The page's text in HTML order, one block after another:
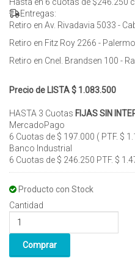
Entregas:
Retiro en Av. Rivadavia 5033 -
Retiro en Fitz Roy 2266 -
Retiro en Cnel. Brandsen 100 -
Precio de LISTA $ 1.083.500
HASTA 3 Cuotas FIJAS SIN
MercadoPago
6 Cuotas de $ 197.000 ( PTF. $
Banco Industrial
6 Cuotas de $ 246.250 PTF. $
Producto con Stock
Cantidad